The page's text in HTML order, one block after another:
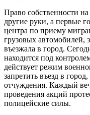
Право собственности
другие руки, а первые
центра по приему
грузовых
въезжала в город.
находится под
действует режим
запретить въезд в
отчуждения. Каждый
проведения акций
полицейские силы.